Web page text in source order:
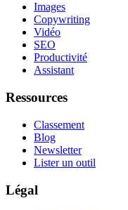
Images
Copywriting
Vidéo
SEO
Productivité
Assistant
Ressources
Classement
Blog
Newsletter
Lister un outil
Légal